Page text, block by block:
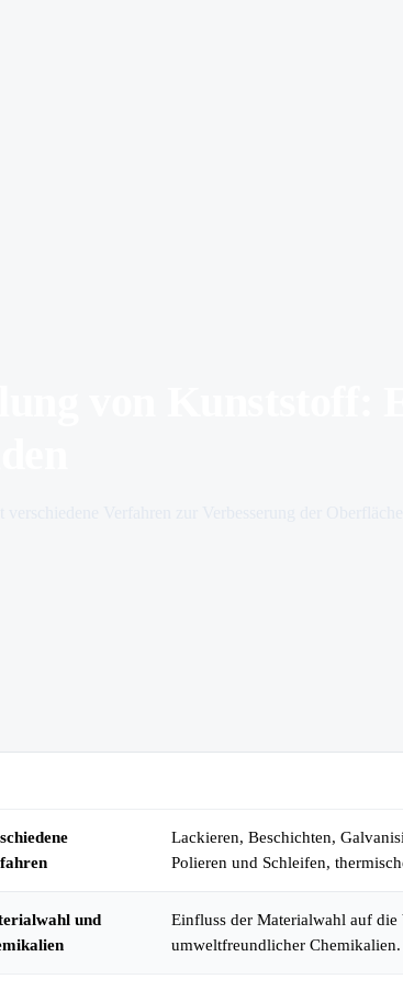
Lackieren, Beschichten,
Polieren und Schleifen,
und
Einfluss der Materialwahl auf die
umweltfreundlicher Chemikalien.